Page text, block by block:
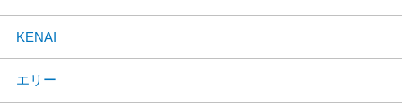
KENAI
エリー